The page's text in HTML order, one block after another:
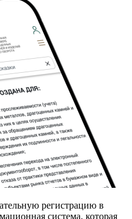
регистрацию в
система, которая